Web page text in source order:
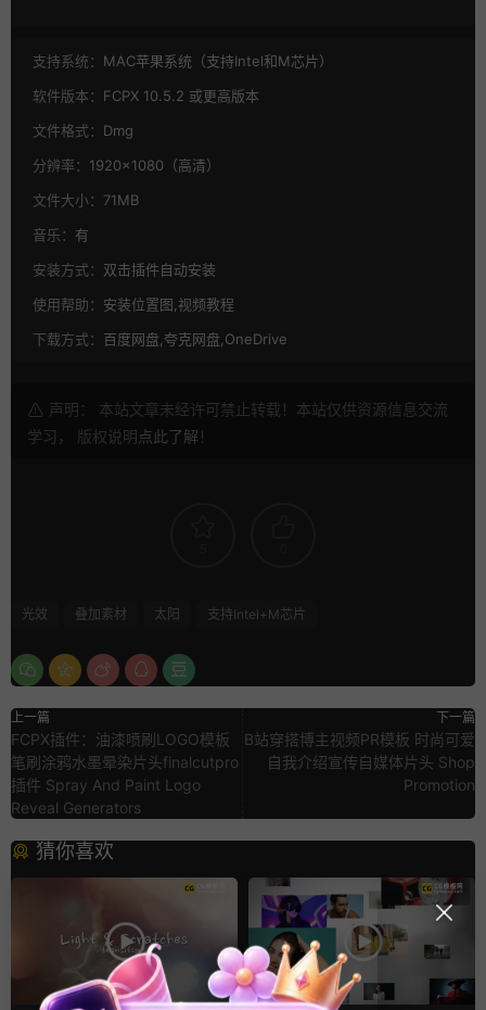
支持系统： MAC苹果系统（支持Intel和M芯片）
软件版本： FCPX 10.5.2 或更高版本
文件格式： Dmg
分辨率： 1920×1080（高清）
文件大小： 71MB
音乐： 有
安装方式： 双击插件自动安装
使用帮助： 安装位置图,视频教程
下载方式： 百度网盘,夸克网盘,OneDrive
声明： 本站文章未经许可禁止转载！本站仅供资源信息交流
学习， 版权说明点此了解 ！
光效 叠加素材 太阳 支持Intel+M芯片
上一篇
FCPX插件：油漆喷刷LOGO模板
笔刷涂鸦水墨晕染片头finalcutpro
插件 Spray And Paint Logo
Reveal Generators
下一篇
B站穿搭博主视频PR模板 时尚可爱
自我介绍宣传自媒体片头 Shop
Promotion
猜你喜欢